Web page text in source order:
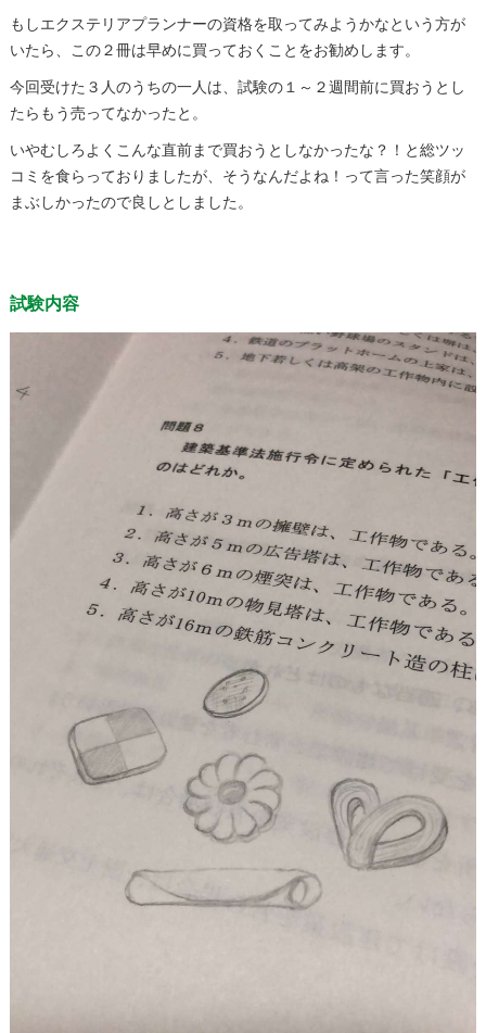
もしエクステリアプランナーの資格を取ってみようかなという方が
いたら、この２冊は早めに買っておくことをお勧めします。
今回受けた３人のうちの一人は、試験の１～２週間前に買おうとし
たらもう売ってなかったと。
いやむしろよくこんな直前まで買おうとしなかったな？！と総ツッ
コミを食らっておりましたが、そうなんだよね！って言った笑顔が
まぶしかったので良しとしました。
試験内容